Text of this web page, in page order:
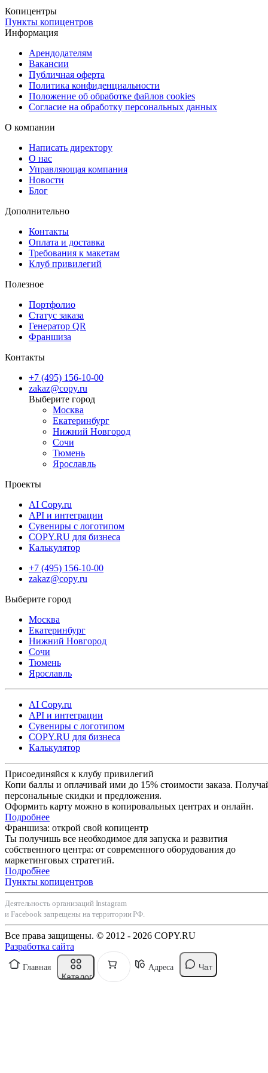
Для срочных заказов предусмотрена курьерская доставка в день
оформления, что позволяет быстро получить фото для визы в
Испанию.
Копицентры
Пункты копицентров
Информация
Арендодателям
Вакансии
Публичная оферта
Политика конфиденциальности
Положение об обработке файлов cookies
Согласие на обработку персональных данных
О компании
Написать директору
О нас
Управляющая компания
Новости
Блог
Дополнительно
Контакты
Оплата и доставка
Требования к макетам
Клуб привилегий
Полезное
Портфолио
Статус заказа
Генератор QR
Франшиза
Контакты
+7 (495) 156-10-00
zakaz@copy.ru
Москва
Екатеринбург
Нижний Новгород
Сочи
Тюмень
Ярославль
Проекты
AI Copy.ru
API и интеграции
Сувениры с логотипом
COPY.RU для бизнеса
Калькулятор
+7 (495) 156-10-00
zakaz@copy.ru
Москва
Екатеринбург
Нижний Новгород
Сочи
Тюмень
Ярославль
AI Copy.ru
API и интеграции
Сувениры с логотипом
COPY.RU для бизнеса
Калькулятор
Присоединяйся к клубу привилегий
Копи баллы и оплачивай ими до 15% стоимости заказа.
персональные скидки и предложения.
Оформить карту можно в копировальных центрах и онлайн.
Подробнее
Франшиза: открой свой копицентр
Ты получишь все необходимое для запуска и развития
собственного центра: от современного оборудования до
маркетинговых стратегий.
Подробнее
Пункты копицентров
Деятельность организаций Instagram
и Facebook запрещены на территории РФ.
Все права защищены. © 2012 - 2026 COPY.RU
Разработка сайта
Главная
Каталог
Адреса Чат